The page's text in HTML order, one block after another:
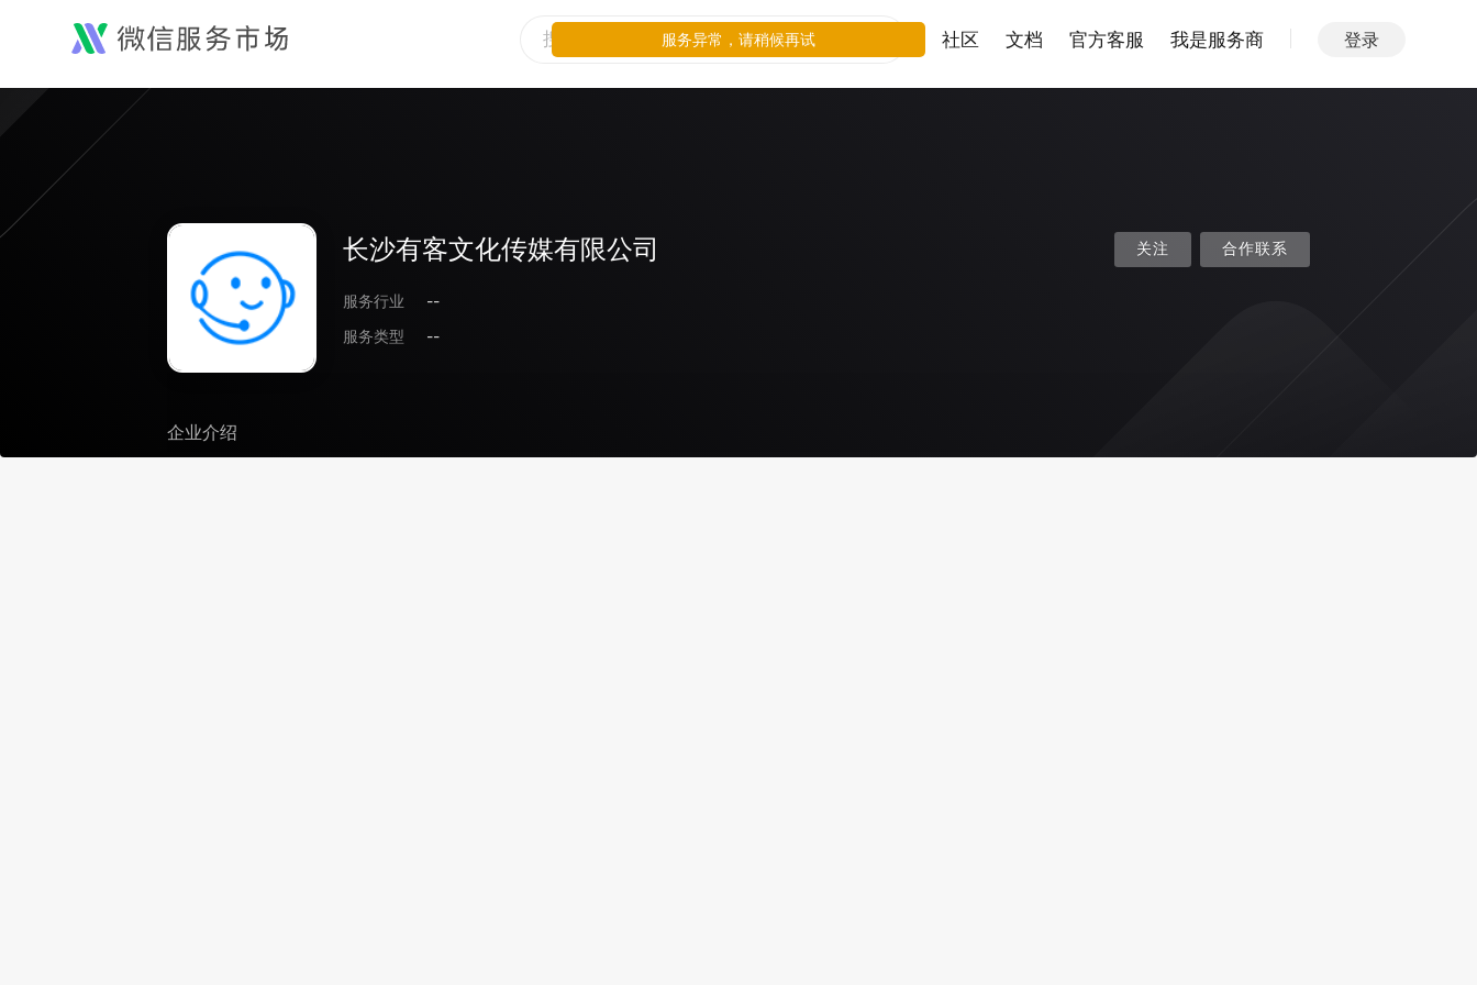
社区 文档 官方客服 我是服务商 登录
长沙有客文化传媒有限公司
服务行业
--
服务类型
--
关注 合作联系
企业介绍
服务异常，请稍候再试